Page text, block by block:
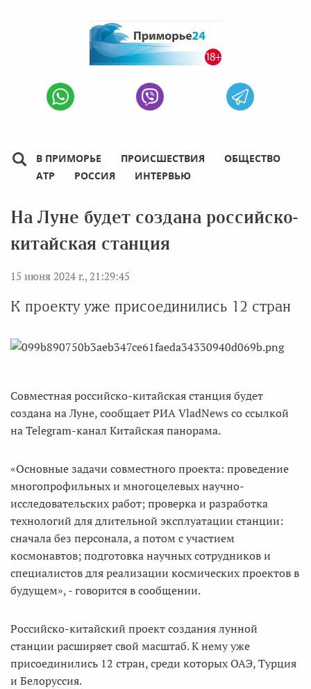
В ПРИМОРЬЕ ПРОИСШЕСТВИЯ
ОБЩЕСТВО
АТР
РОССИЯ ИНТЕРВЬЮ
На Луне будет создана российско-
китайская станция
15 июня 2024 г., 21:29:45
К проекту уже присоединились 12 стран
Совместная российско-китайская станция будет
создана на Луне, сообщает РИА VladNews со ссылкой
на Telegram-канал Китайская панорама.
«Основные задачи совместного проекта: проведение
многопрофильных и многоцелевых научно-
исследовательских работ; проверка и разработка
технологий для длительной эксплуатации станции:
сначала без персонала, а потом с участием
космонавтов; подготовка научных сотрудников и
специалистов для реализации космических проектов в
будущем», - говорится в сообщении.
Российско-китайский проект создания лунной
станции расширяет свой масштаб. К нему уже
присоединились 12 стран, среди которых ОАЭ, Турция
и Белоруссия.